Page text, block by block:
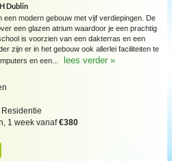
Dublin
een modern gebouw met vijf verdiepingen. De
een glazen atrium waardoor je een prachtig
is voorzien van een dakterras en een
zijn er in het gebouw ook allerlei faciliteiten te
en een...
lees verder »
1 week vanaf€380